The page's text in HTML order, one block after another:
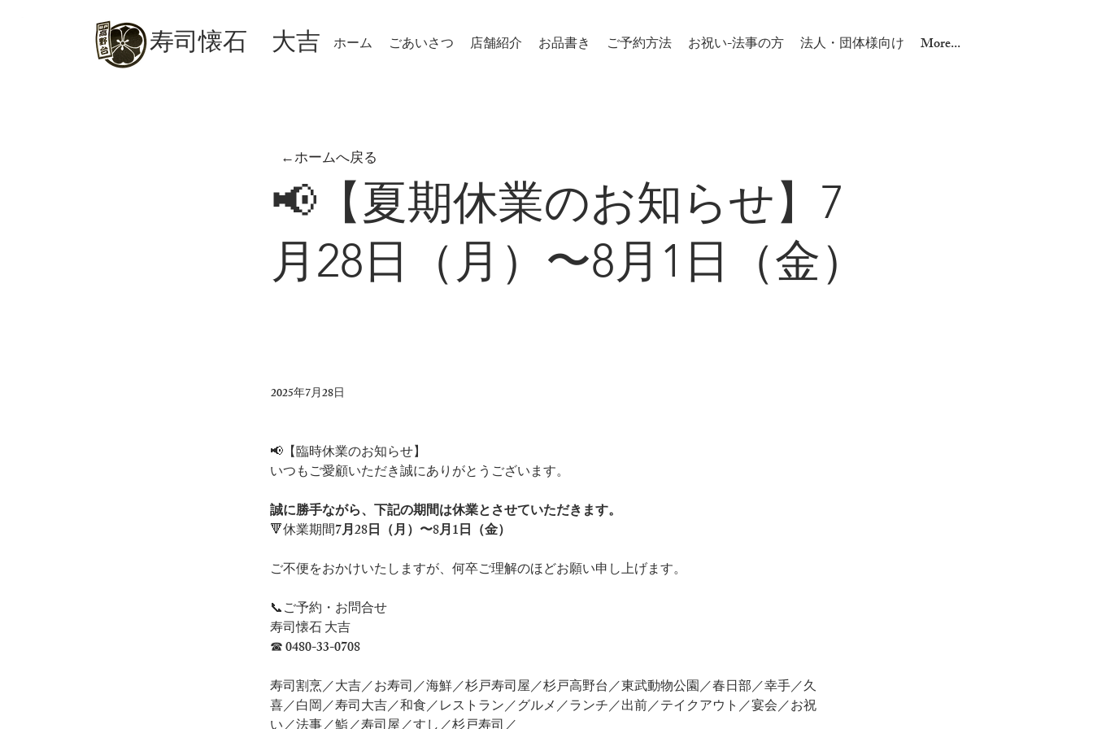
​寿司懐石 大吉 ​杉戸高野台 寿司割烹・懐石料理「寿司割烹 大吉」
ホーム ごあいさつ 店舗紹介 お品書き ご予約方法 お祝い-法事の方 法人・団体様向け More...
←ホームへ戻る
📢【夏期休業のお知らせ】7
月28日（月）〜8月1日（金）
2025年7月28日
📢【臨時休業のお知らせ】
いつもご愛顧いただき誠にありがとうございます。
誠に勝手ながら、下記の期間は休業とさせていただきます。
🔻休業期間7月28日（月）〜8月1日（金）
ご不便をおかけいたしますが、何卒ご理解のほどお願い申し上げます。
📞ご予約・お問合せ
寿司懐石 大吉
☎ 0480-33-0708
寿司割烹／大吉／お寿司／海鮮／杉戸寿司屋／杉戸高野台／東武動物公園／春日部／幸手／久
喜／白岡／寿司大吉／和食／レストラン／グルメ／ランチ／出前／テイクアウト／宴会／お祝